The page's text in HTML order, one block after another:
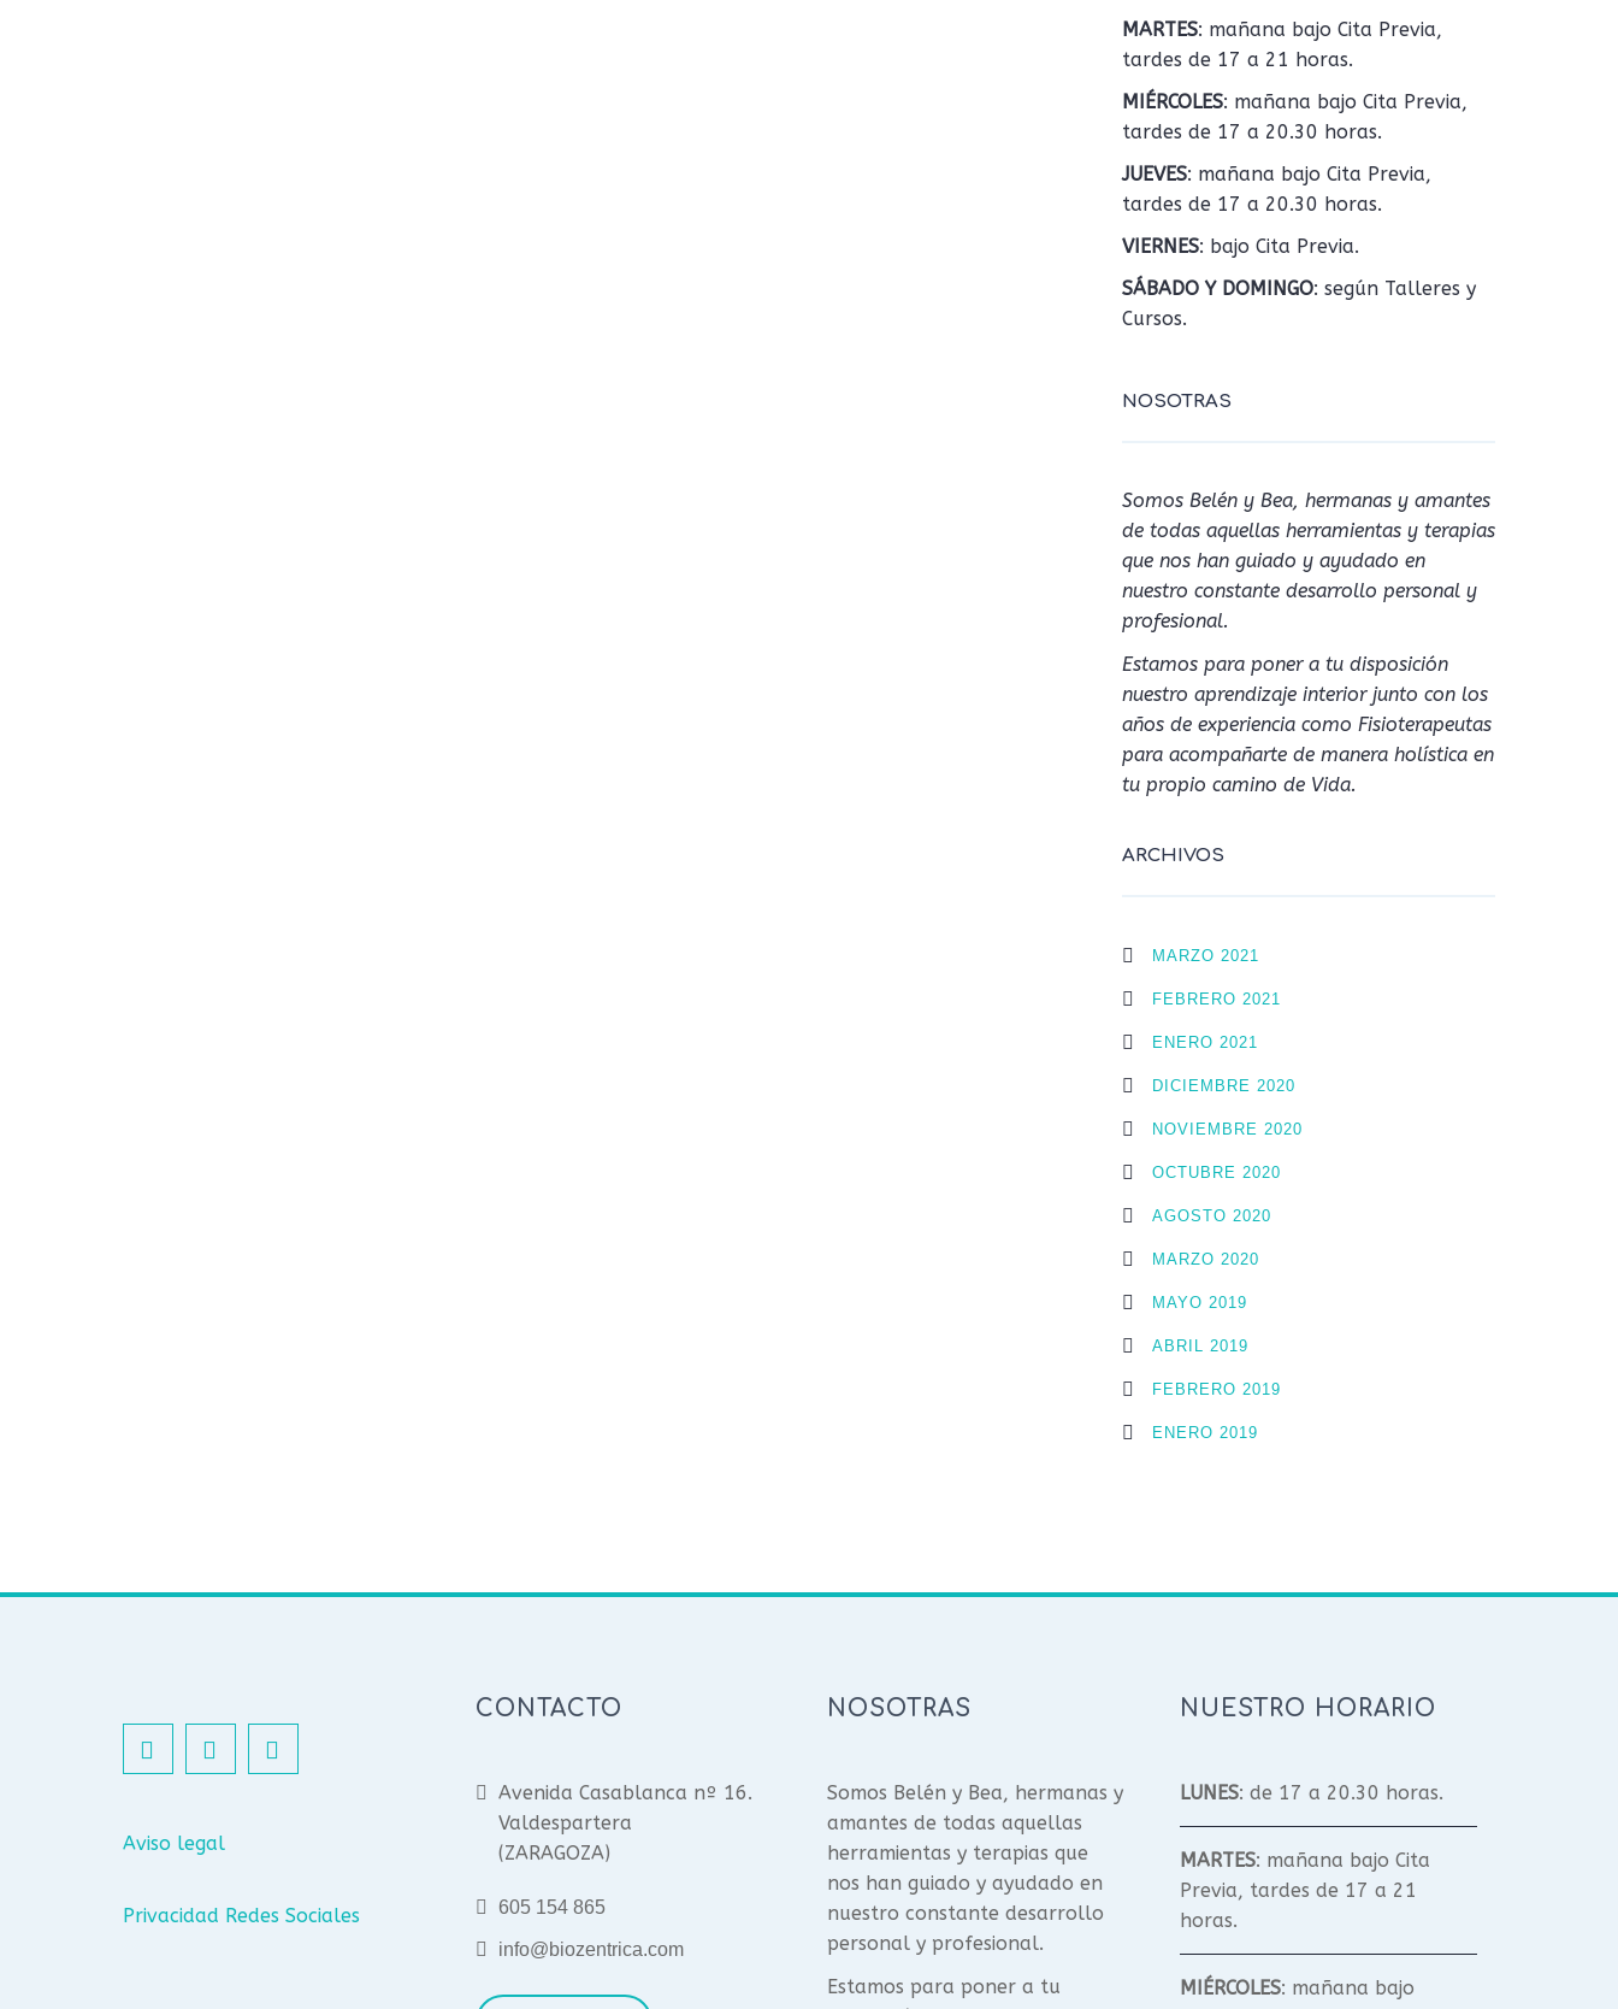
MARTES: mañana bajo Cita Previa,
tardes de 17 a 21 horas.
MIÉRCOLES: mañana bajo Cita Previa,
tardes de 17 a 20.30 horas.
JUEVES: mañana bajo Cita Previa,
tardes de 17 a 20.30 horas.
VIERNES: bajo Cita Previa.
SÁBADO Y DOMINGO: según Talleres y
Cursos.
NOSOTRAS
Somos Belén y Bea, hermanas y amantes
de todas aquellas herramientas y terapias
que nos han guiado y ayudado en
nuestro constante desarrollo personal y
profesional.
Estamos para poner a tu disposición
nuestro aprendizaje interior junto con los
años de experiencia como Fisioterapeutas
para acompañarte de manera holística en
tu propio camino de Vida.
ARCHIVOS
MARZO 2021
FEBRERO 2021
ENERO 2021
DICIEMBRE 2020
NOVIEMBRE 2020
OCTUBRE 2020
AGOSTO 2020
MARZO 2020
MAYO 2019
ABRIL 2019
FEBRERO 2019
ENERO 2019
Aviso legal
Privacidad Redes Sociales
CONTACTO
Avenida Casablanca nº 16.
Valdespartera
(ZARAGOZA)
605 154 865
info@biozentrica.com
NOSOTRAS
Somos Belén y Bea, hermanas y
amantes de todas aquellas
herramientas y terapias que
nos han guiado y ayudado en
nuestro constante desarrollo
personal y profesional.
Estamos para poner a tu
NUESTRO HORARIO
LUNES: de 17 a 20.30 horas.
MARTES: mañana bajo Cita
Previa, tardes de 17 a 21
horas.
MIÉRCOLES: mañana bajo